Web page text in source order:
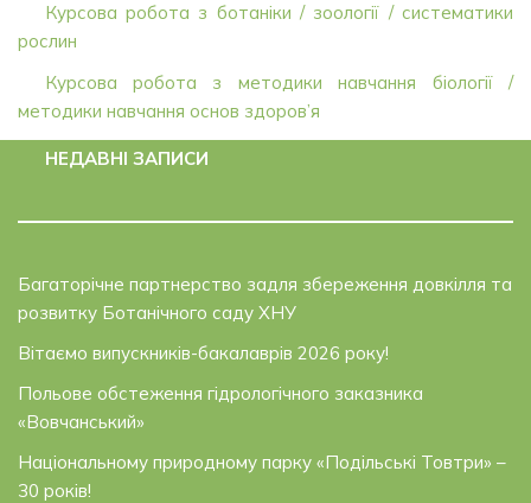
Курсова робота з ботаніки / зоології / систематики
рослин
Курсова робота з методики навчання біології /
методики навчання основ здоров’я
НЕДАВНІ ЗАПИСИ
Багаторічне партнерство задля збереження довкілля та
розвитку Ботанічного саду ХНУ
Вітаємо випускників-бакалаврів 2026 року!
Польове обстеження гідрологічного заказника
«Вовчанський»
Національному природному парку «Подільські Товтри» –
30 років!